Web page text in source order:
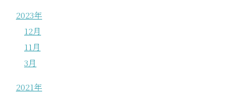
2023年
12月
11月
3月
2021年